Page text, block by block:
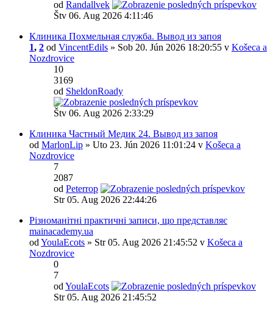
od Randallvek
Štv 06. Aug 2026 4:11:46
Клиника Похмельная служба. Вывод из запоя
1, 2 od VincentEdils » Sob 20. Jún 2026 18:20:55 v Košeca a
Nozdrovice
10
3169
od SheldonRoady
Štv 06. Aug 2026 2:33:29
Клиника Частный Медик 24. Вывод из запоя
od MarlonLip » Uto 23. Jún 2026 11:01:24 v Košeca a
Nozdrovice
7
2087
od Peterrop
Str 05. Aug 2026 22:44:26
Різноманітні практичні записи, що представляє
mainacademy.ua
od YoulaEcots » Str 05. Aug 2026 21:45:52 v Košeca a
Nozdrovice
0
7
od YoulaEcots
Str 05. Aug 2026 21:45:52